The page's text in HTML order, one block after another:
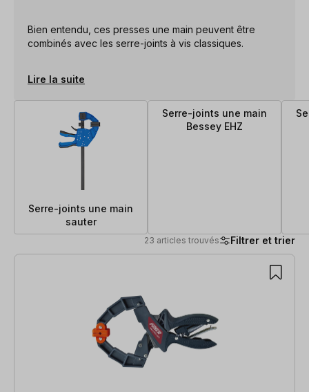
Bien entendu, ces presses une main peuvent être
combinés avec les serre-joints à vis classiques.
Lire la suite
Serre-joints une main
sauter
Serre-joints une main
Bessey EHZ
23 articles trouvés Filtrer et trier
23 articles trouvés